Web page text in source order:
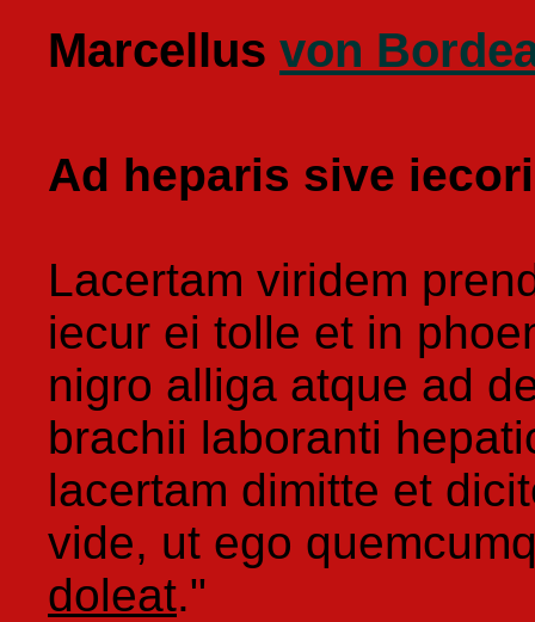
Marcellus von
Ad heparis sive
Lacertam viridem
iecur ei tolle et in
nigro alliga atque ad
brachii laboranti
lacertam dimitte et
vide, ut ego
doleat."